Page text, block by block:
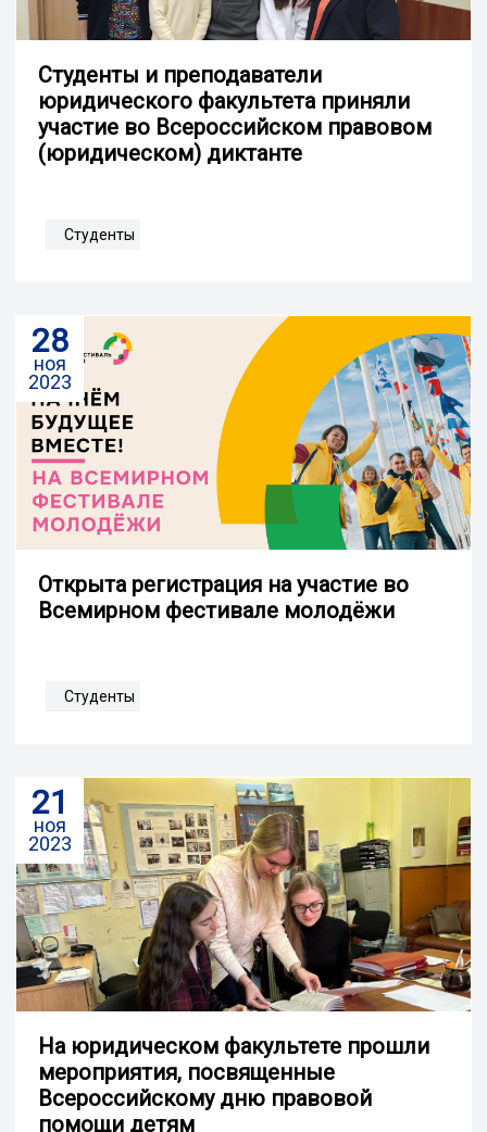
Студенты и преподаватели
юридического факультета приняли
участие во Всероссийском правовом
(юридическом) диктанте
Студенты
28
ноя
2023
Открыта регистрация на участие во
Всемирном фестивале молодёжи
Студенты
21
ноя
2023
На юридическом факультете прошли
мероприятия, посвященные
Всероссийскому дню правовой
помощи детям